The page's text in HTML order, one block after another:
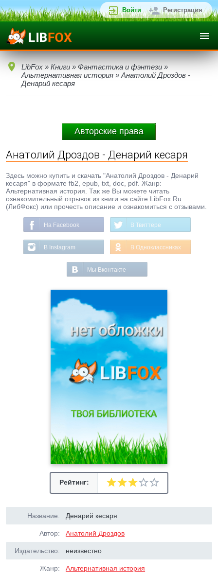
Войти Регистрация
LibFox » Книги » Фантастика и фэнтези »
Альтернативная история » Анатолий Дроздов -
Денарий кесаря
Авторские права
Анатолий Дроздов - Денарий кесаря
Здесь можно купить и скачать "Анатолий Дроздов - Денарий
кесаря" в формате fb2, epub, txt, doc, pdf. Жанр:
Альтернативная история. Так же Вы можете читать
ознакомительный отрывок из книги на сайте LibFox.Ru
(ЛибФокс) или прочесть описание и ознакомиться с отзывами.
На Facebook В Твиттере
В Instagram В Одноклассниках
Мы Вконтакте
Рейтинг:
Название: Денарий кесаря
Автор: Анатолий Дроздов
Издательство: неизвестно
Жанр: Альтернативная история